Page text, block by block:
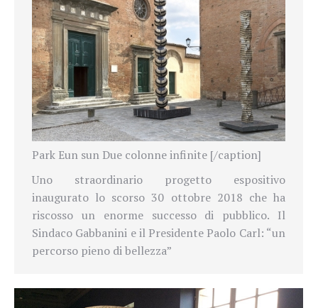
Park Eun sun Due colonne infinite [/caption]
Uno straordinario progetto espositivo
inaugurato lo scorso 30 ottobre 2018 che ha
riscosso un enorme successo di pubblico. Il
Sindaco Gabbanini e il Presidente Paolo Carl: “un
percorso pieno di bellezza”